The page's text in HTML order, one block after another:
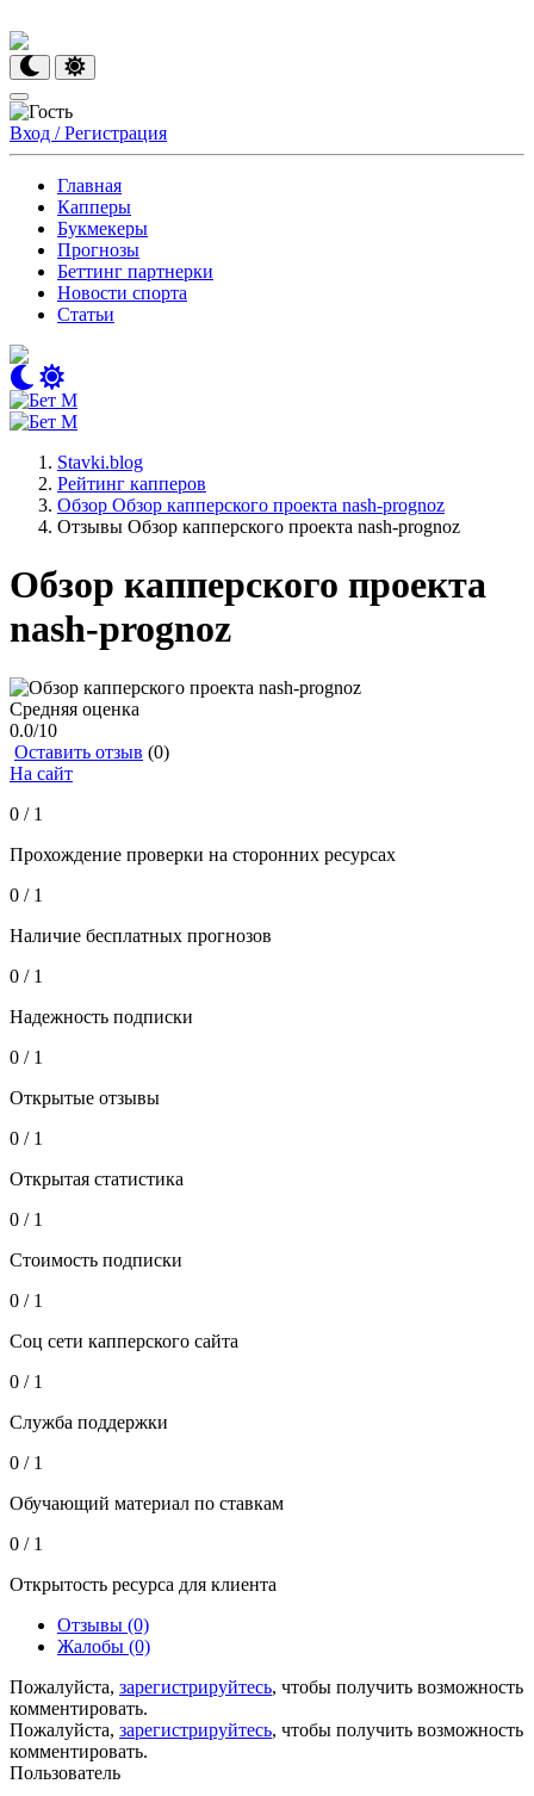
Вход / Регистрация
Главная
Капперы
Букмекеры
Прогнозы
Беттинг партнерки
Новости спорта
Статьи
Stavki.blog
Рейтинг капперов
Обзор Обзор капперского проекта nash-prognoz
Отзывы Обзор капперского проекта nash-prognoz
Обзор капперского проекта
nash-prognoz
Средняя оценка
0.0/10
Оставить отзыв (0)
На сайт
0 / 1
Прохождение проверки на сторонних ресурсах
0 / 1
Наличие бесплатных прогнозов
0 / 1
Надежность подписки
0 / 1
Открытые отзывы
0 / 1
Открытая статистика
0 / 1
Стоимость подписки
0 / 1
Соц сети капперского сайта
0 / 1
Служба поддержки
0 / 1
Обучающий материал по ставкам
0 / 1
Открытость ресурса для клиента
Отзывы (0)
Жалобы (0)
Пожалуйста, зарегистрируйтесь, чтобы получить возможность
комментировать.
Пожалуйста, зарегистрируйтесь, чтобы получить возможность
комментировать.
Пользователь